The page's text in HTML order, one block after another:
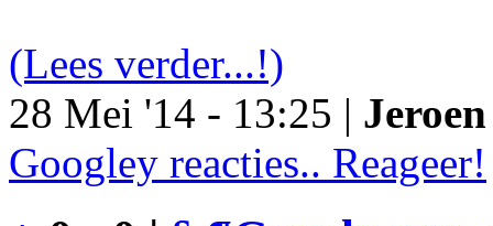
(Lees verder...!)
28 Mei '14 - 13:25 |
Googley reacties.. Reageer!